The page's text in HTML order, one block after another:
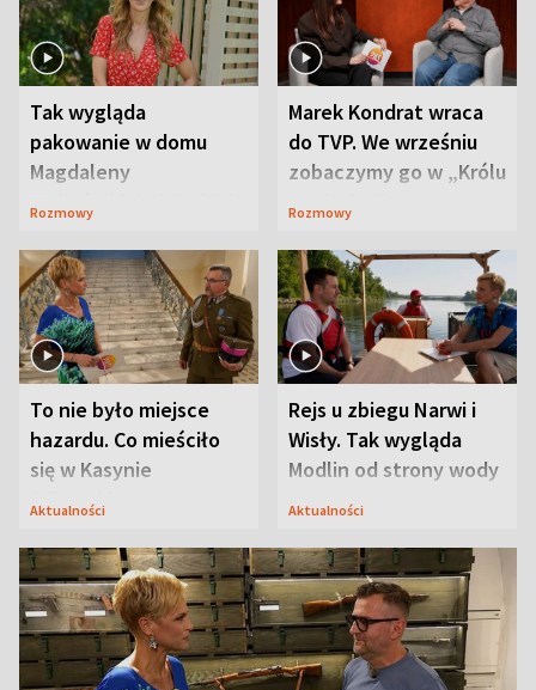
Tak wygląda
pakowanie w domu
Magdaleny
Waligórskiej-Lisieckiej.
Rozmowy
Marek Kondrat wraca
do TVP. We wrześniu
zobaczymy go w „Królu
Maciusiu I”
Rozmowy
To nie było miejsce
hazardu. Co mieściło
się w Kasynie
Oficerskim?
Aktualności
Rejs u zbiegu Narwi i
Wisły. Tak wygląda
Modlin od strony wody
Aktualności